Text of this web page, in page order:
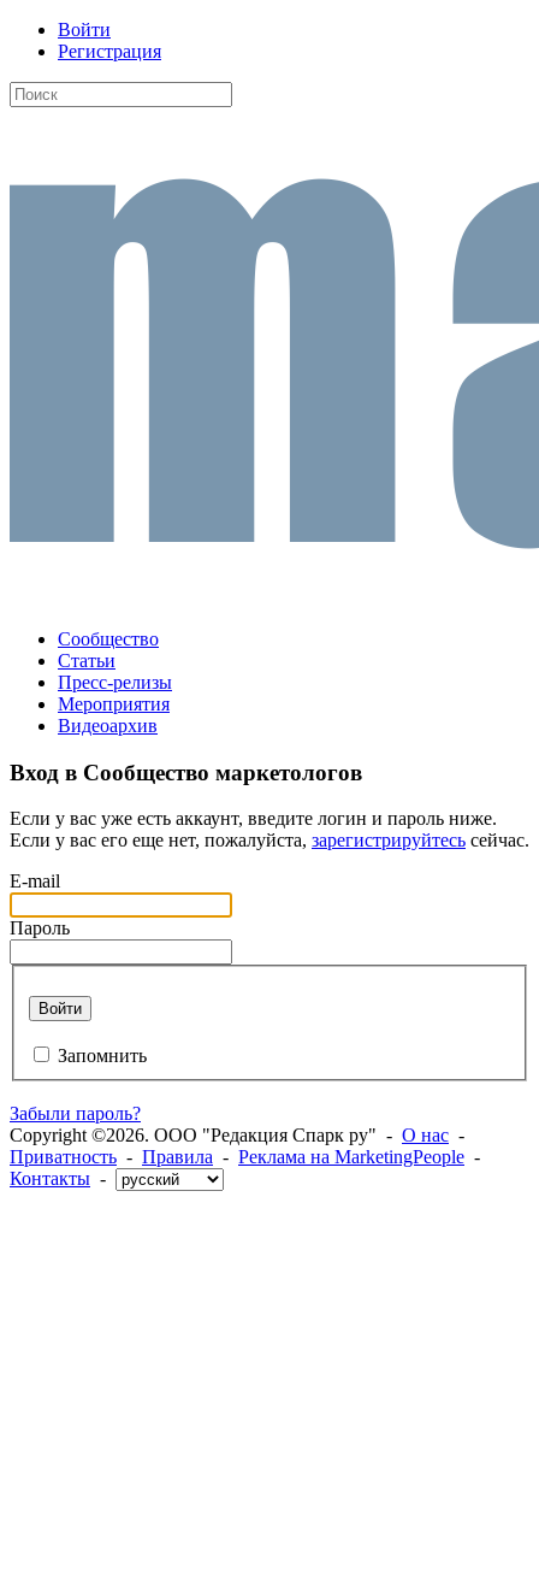
Войти
Регистрация
Сообщество
Статьи
Пресс-релизы
Мероприятия
Видеоархив
Вход в Сообщество маркетологов
Если у вас уже есть аккаунт, введите логин и пароль ниже.
Если у вас его еще нет, пожалуйста, зарегистрируйтесь сейчас.
E-mail
Пароль
Войти
Запомнить
Забыли пароль?
Copyright ©2026. ООО "Редакция Спарк ру" - О нас -
Приватность - Правила - Реклама на MarketingPeople -
Контакты -